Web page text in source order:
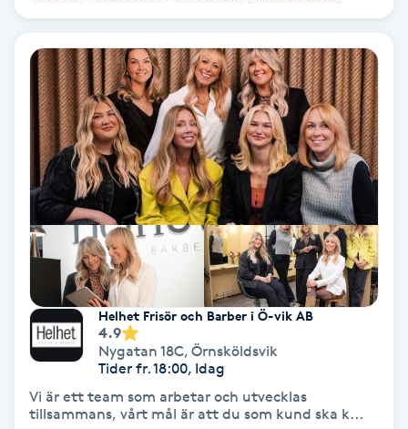
Hot yoga
Hudföryngring
Huduppstramning
Hudvård
Hyaluronsyra
Hyperhidros
Hypnos
Helhet Frisör och Barber i Ö-vik AB
4.9
Nygatan 18C, Örnsköldsvik
Tider fr. 18:00, Idag
Vi är ett team som arbetar och utvecklas
tillsammans, vårt mål är att du som kund ska k...